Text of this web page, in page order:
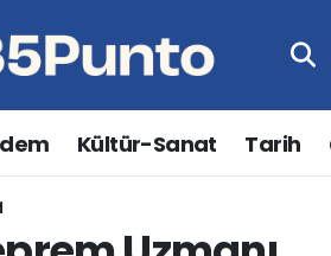
Kültür-Sanat Tarih